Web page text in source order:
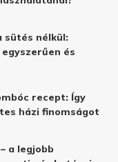
nélkül:
és
recept: Így
házi finomságot
a legjobb